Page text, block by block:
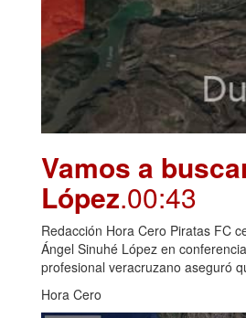
Vamos a
López.00:43
Redacción Hora Cero Piratas FC
Ángel Sinuhé López en
profesional veracruzano aseguró
Hora Cero